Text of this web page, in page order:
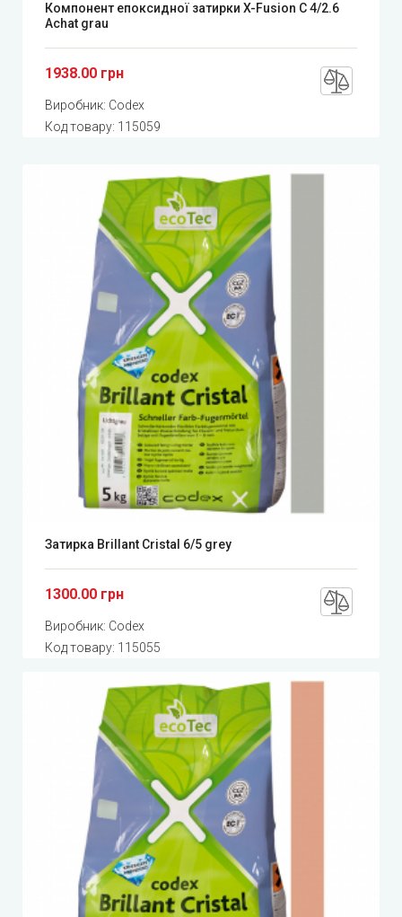
Компонент епоксидної затирки X-Fusion C 4/2.6
Achat grau
1938.00 грн
Виробник: Codex
Код товару: 115059
Затирка Brillant Cristal 6/5 grey
1300.00 грн
Виробник: Codex
Код товару: 115055